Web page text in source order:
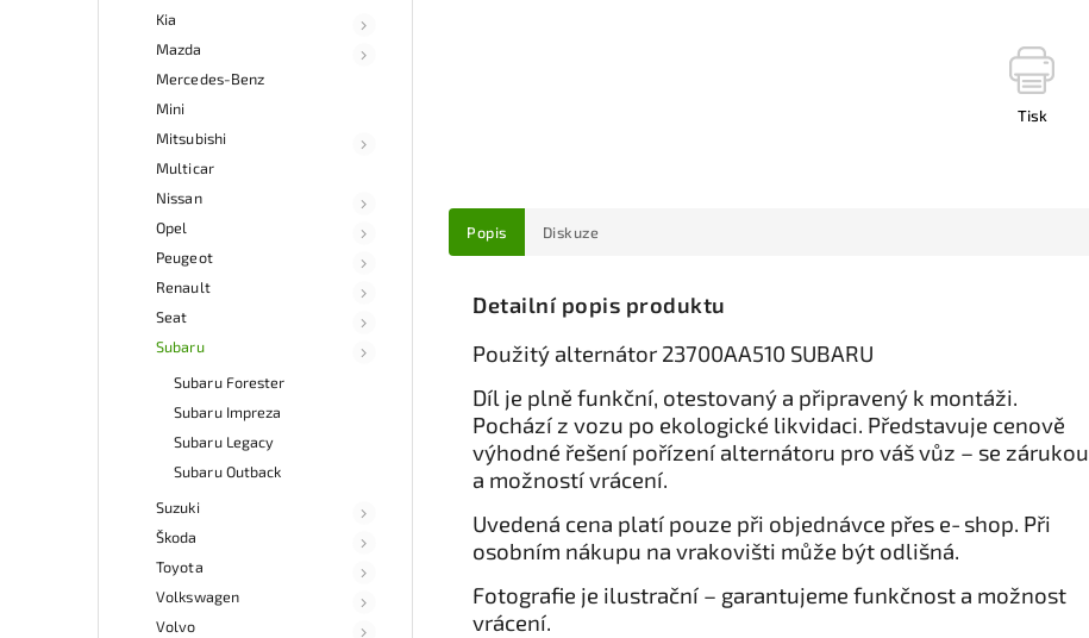
Kia
Mazda
Mercedes-Benz
Mini
Mitsubishi
Multicar
Nissan
Opel
Peugeot
Renault
Seat
Subaru
Subaru Forester
Subaru Impreza
Subaru Legacy
Subaru Outback
Suzuki
Škoda
Toyota
Volkswagen
Volvo
Tisk
Popis Diskuze
Detailní popis produktu
Použitý alternátor 23700AA510 SUBARU
Díl je plně funkční, otestovaný a připravený k montáži.
Pochází z vozu po ekologické likvidaci. Představuje cenově
výhodné řešení pořízení alternátoru pro váš vůz – se zárukou
a možností vrácení.
Uvedená cena platí pouze při objednávce přes e‑shop. Při
osobním nákupu na vrakovišti může být odlišná.
Fotografie je ilustrační – garantujeme funkčnost a možnost
vrácení.